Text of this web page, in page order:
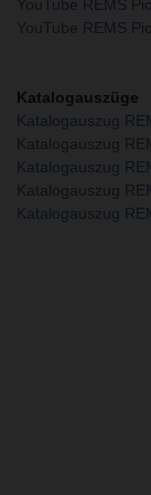
YouTube REMS
YouTube REMS
Katalogauszüge
Katalogauszug
Katalogauszug
Katalogauszug
Katalogauszug
Katalogauszug